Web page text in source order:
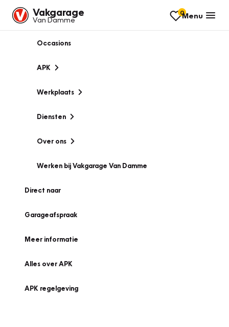
Vakgarage
Van Damme
0Menu
Occasions
APK
Werkplaats
Diensten
Over ons
Werken bij Vakgarage Van Damme
Direct naar
Garageafspraak
Meer informatie
Alles over APK
APK regelgeving